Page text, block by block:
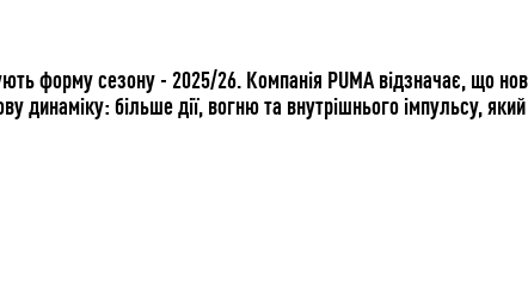
форму сезону - 2025/26. Компанія PUMA відзначає, що
динаміку: більше дії, вогню та внутрішнього імпульсу,